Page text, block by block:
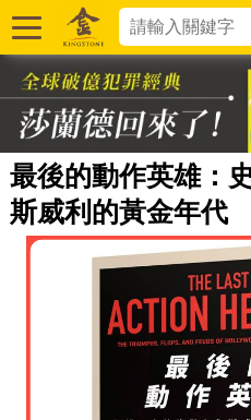
最後的動作英雄：
斯威利的黃金年代